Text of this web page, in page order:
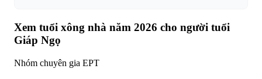
Xem tuổi xông nhà năm 2026 cho người tuổi
Giáp Ngọ
Nhóm chuyên gia EPT